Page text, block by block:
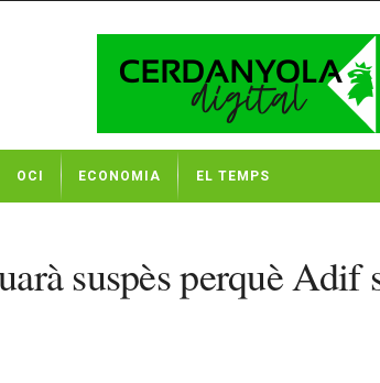
OCI ECONOMIA EL TEMPS
suspès perquè